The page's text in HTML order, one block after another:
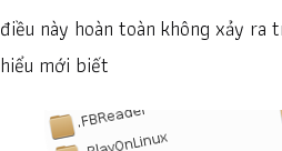
điều này hoàn toàn không xảy ra
hiểu mới biết